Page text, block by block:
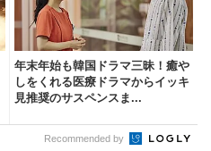
年末年始も韓国ドラマ三昧！癒や
しをくれる医療ドラマからイッキ
見推奨のサスペンスま...
Recommended by